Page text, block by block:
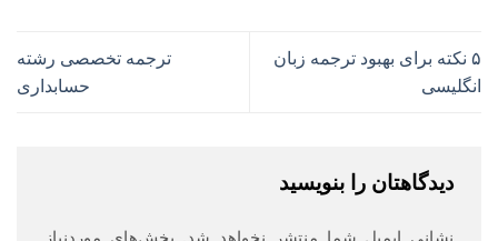
۵ نکته برای بهبود ترجمه زبان
انگلیسی
ترجمه تخصصی رشته
حسابداری
دیدگاهتان را بنویسید